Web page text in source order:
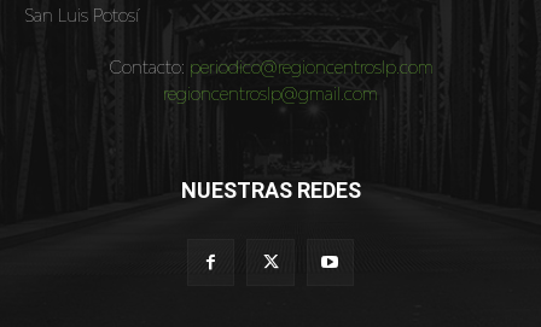
San Luis Potosí
Contacto: periodico@regioncentroslp.com
regioncentroslp@gmail.com
NUESTRAS REDES